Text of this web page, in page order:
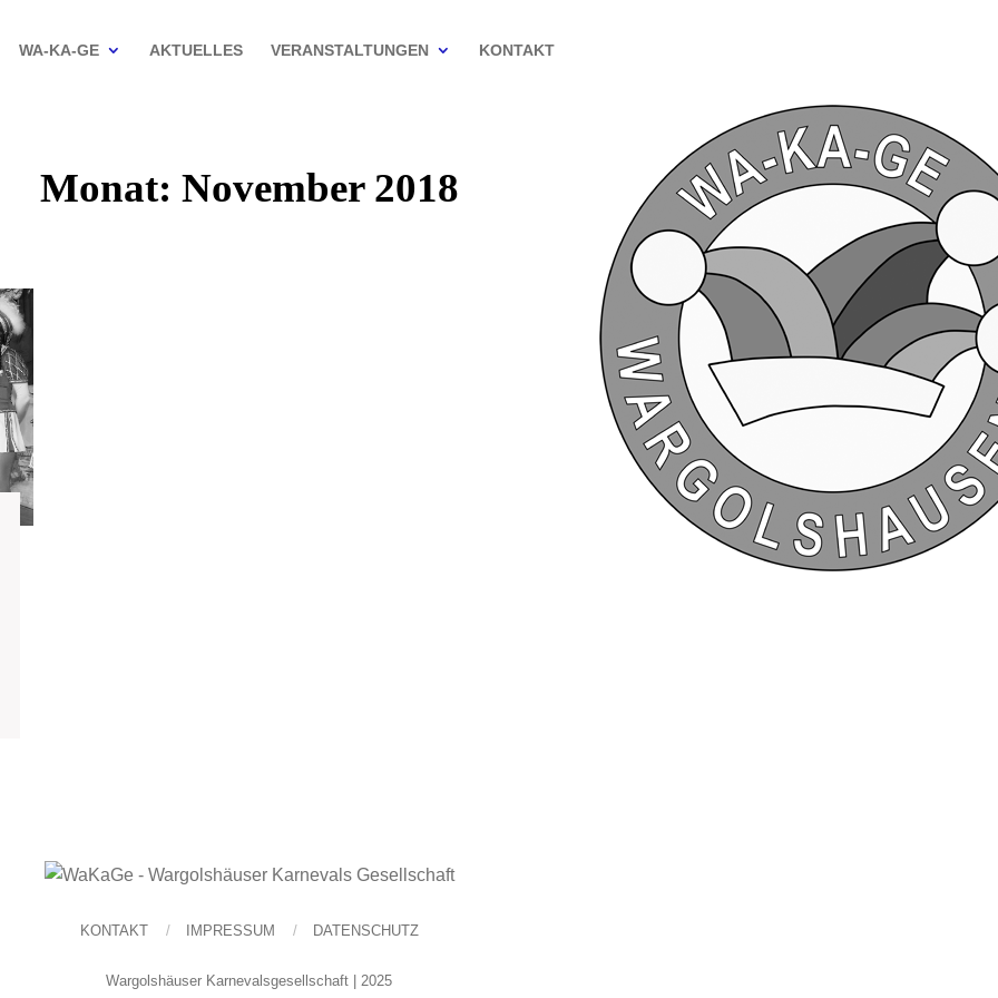
WA-KA-GE AKTUELLES VERANSTALTUNGEN KONTAKT
Monat: November 2018
KONTAKT IMPRESSUM DATENSCHUTZ
Wargolshäuser Karnevalsgesellschaft | 2025